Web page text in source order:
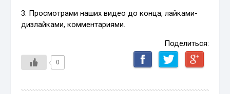
3. Просмотрами наших видео до конца, лайками-
дизлайками, комментариями.
Поделиться:
0